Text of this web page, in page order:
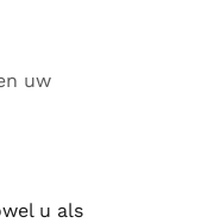
uw
u als